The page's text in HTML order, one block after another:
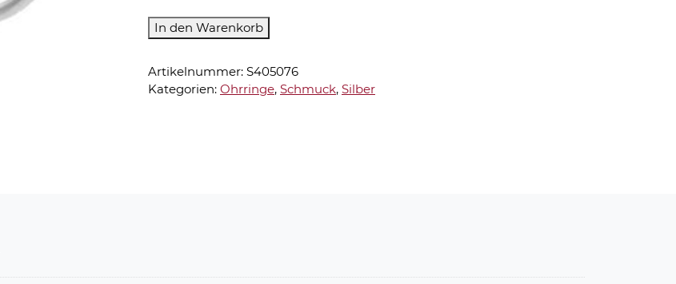
Ohrringe-
5116
In den Warenkorb
Artikelnummer: S405076
Kategorien: Ohrringe, Schmuck, Silber